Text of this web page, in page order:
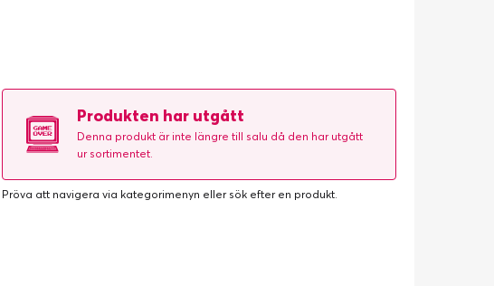
Produkten har utgått
Denna produkt är inte längre till salu då den har utgått
ur sortimentet.
Pröva att navigera via kategorimenyn eller sök efter en produkt.